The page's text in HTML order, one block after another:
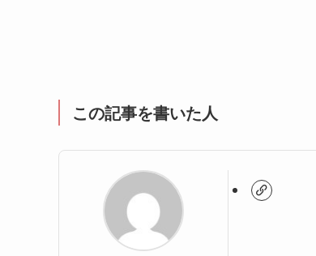
この記事を書いた人